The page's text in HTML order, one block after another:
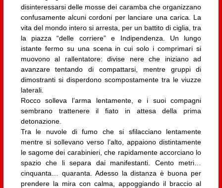
disinteressarsi delle mosse dei caramba che organizzano
confusamente alcuni cordoni per lanciare una carica. La
vita del mondo intero si arresta, per un battito di ciglia, tra
la piazza “delle corriere” e Indipendenza. Un lungo
istante fermo su una scena in cui solo i comprimari si
muovono al rallentatore: divise nere che iniziano ad
avanzare tentando di compattarsi, mentre gruppi di
dimostranti si disperdono scompostamente tra le viuzze
laterali.
Rocco solleva l’arma lentamente, e i suoi compagni
sembrano trattenere il fiato in attesa della prima
detonazione.
Tra le nuvole di fumo che si sfilacciano lentamente
mentre si sollevano verso l’alto, appaiono distintamente
le sagome dei carabinieri, che rapidamente accorciano lo
spazio che li separa dai manifestanti. Cento metri…
cinquanta… quaranta. Adesso la distanza è buona per
prendere la mira con calma, appoggiando il braccio al